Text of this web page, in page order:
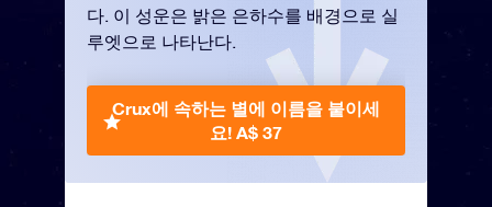
다. 이 성운은 밝은 은하수를 배경으로 실
루엣으로 나타난다.
Crux에 속하는 별에 이름을 붙이세
요! A$ 37